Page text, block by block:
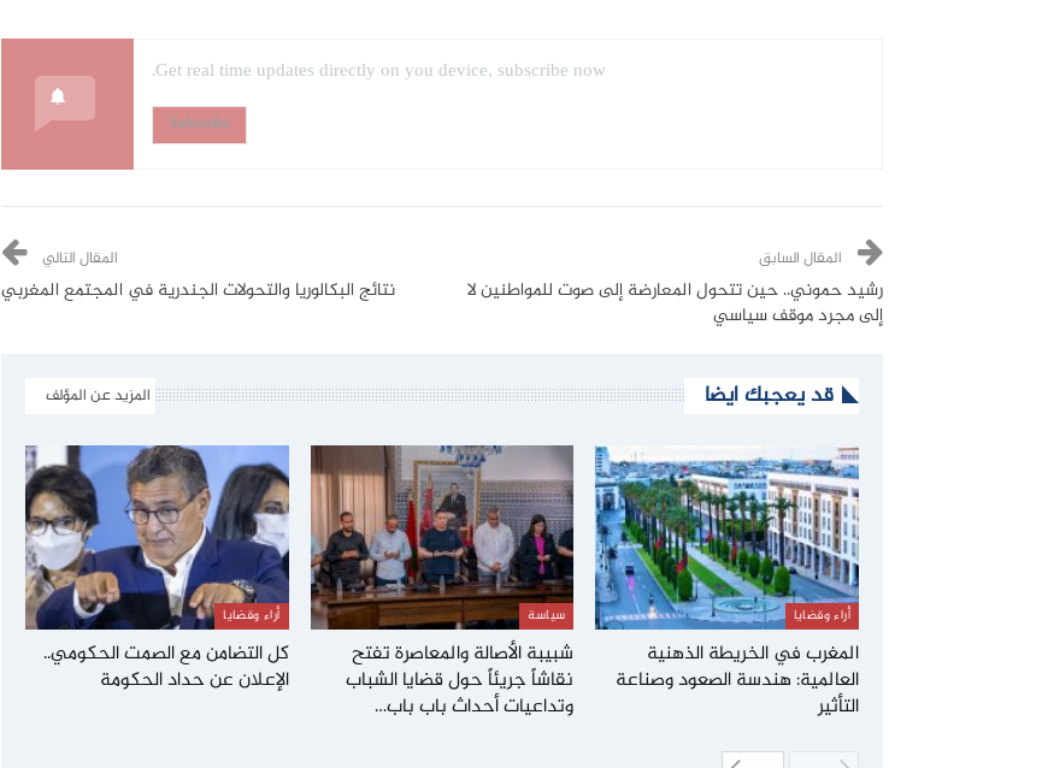
Get real time updates directly on you device, subscribe now.
Subscribe
المقال السابق
رشيد حموني.. حين تتحول المعارضة إلى صوت للمواطنين لا
إلى مجرد موقف سياسي
المقال التالي
نتائج البكالوريا والتحولات الجندرية في المجتمع المغربي
قد يعجبك ايضا المزيد عن المؤلف
أراء وقضايا
المغرب في الخريطة الذهنية
العالمية: هندسة الصعود وصناعة
التأثير
سياسة
شبيبة الأصالة والمعاصرة تفتح
نقاشاً جريئاً حول قضايا الشباب
وتداعيات أحداث باب باب…
أراء وقضايا
كل التضامن مع الصمت الحكومي..
الإعلان عن حداد الحكومة